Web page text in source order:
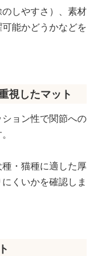
しやすさ）、素材
能かどうかなどを
視したマット
ョン性で関節への
・猫種に適した厚
くいかを確認しま